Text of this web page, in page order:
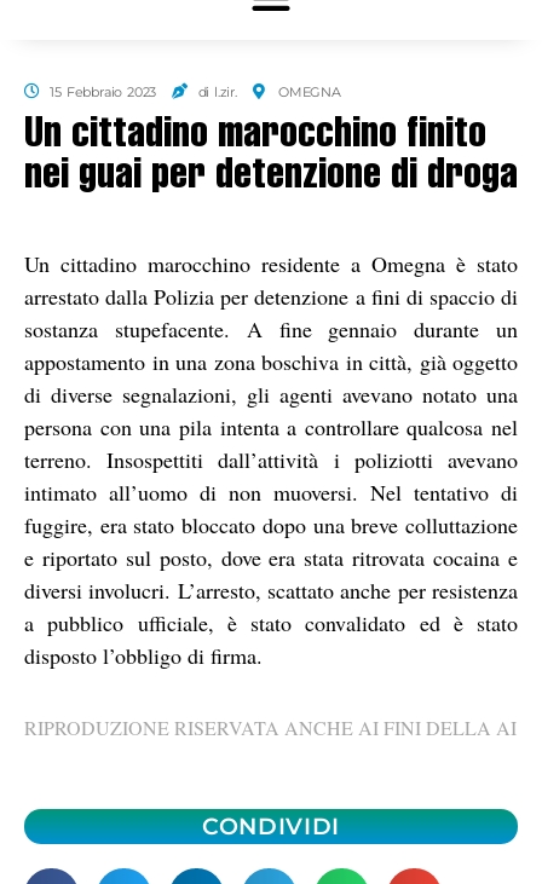
15 Febbraio 2023 di l.zir. OMEGNA
Un cittadino marocchino finito
nei guai per detenzione di droga
Un cittadino marocchino residente a Omegna è stato
arrestato dalla Polizia per detenzione a fini di spaccio di
sostanza stupefacente. A fine gennaio durante un
appostamento in una zona boschiva in città, già oggetto
di diverse segnalazioni, gli agenti avevano notato una
persona con una pila intenta a controllare qualcosa nel
terreno. Insospettiti dall’attività i poliziotti avevano
intimato all’uomo di non muoversi. Nel tentativo di
fuggire, era stato bloccato dopo una breve colluttazione
e riportato sul posto, dove era stata ritrovata cocaina e
diversi involucri. L’arresto, scattato anche per resistenza
a pubblico ufficiale, è stato convalidato ed è stato
disposto l’obbligo di firma.
RIPRODUZIONE RISERVATA ANCHE AI FINI DELLA AI
CONDIVIDI